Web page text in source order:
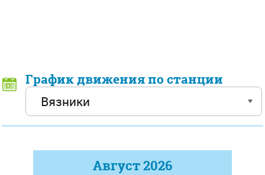
График движения по станции
Август2026